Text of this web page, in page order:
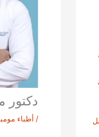
دكتور
/ أطباء